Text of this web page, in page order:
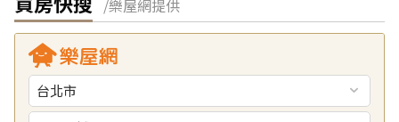
/樂屋網提供